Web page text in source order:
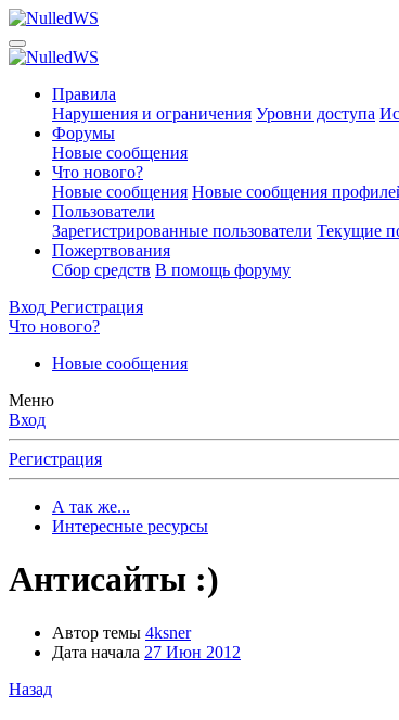
Правила
Нарушения и ограничения Уровни доступа
Форумы
Новые сообщения
Что нового?
Новые сообщения Новые сообщения
Пользователи
Зарегистрированные пользователи Текущие
Пожертвования
Сбор средств В помощь форуму
Вход Регистрация
Что нового?
Новые сообщения
Меню
Вход
Регистрация
А так же...
Интересные ресурсы
Антисайты :)
Автор темы 4ksner
Дата начала 27 Июн 2012
Назад